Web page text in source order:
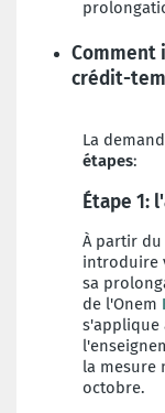
Comment
crédit-
La
étapes:
Étape 1:
À partir du
introduire
sa
de l'Onem
s'applique
la mesure
octobre.